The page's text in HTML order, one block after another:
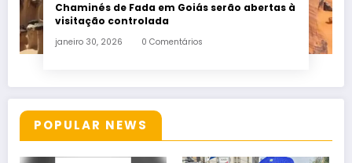
Chaminés de Fada em Goiás serão abertas à
visitação controlada
janeiro 30, 2026 0 Comentários
POPULAR NEWS